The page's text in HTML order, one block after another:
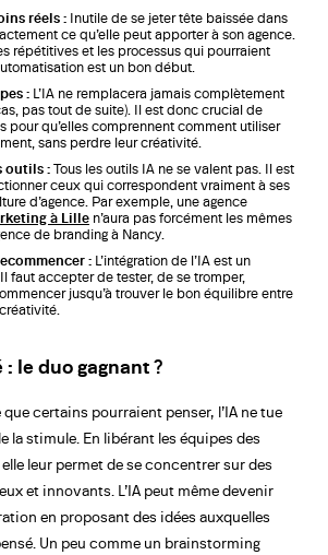
réels : Inutile de se jeter tête baissée dans
ce qu’elle peut apporter à son agence.
répétitives et les processus qui pourraient
est un bon début.
: L’IA ne remplacera jamais complètement
pas tout de suite). Il est donc crucial de
pour qu’elles comprennent comment utiliser
sans perdre leur créativité.
outils :Tous les outils IA ne se valent pas. Il est
ceux qui correspondent vraiment à ses
d’agence. Par exemple, une agence
à Lille n’aura pas forcément les mêmes
de branding à Nancy.
: L’intégration de l’IA est un
faut accepter de tester, de se tromper,
jusqu’à trouver le bon équilibre entre
le duo gagnant ?
certains pourraient penser, l’IA ne tue
la stimule. En libérant les équipes des
leur permet de se concentrer sur des
et innovants. L’IA peut même devenir
en proposant des idées auxquelles
Un peu comme un brainstorming